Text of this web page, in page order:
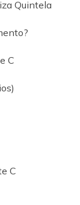
Quintela
C
C